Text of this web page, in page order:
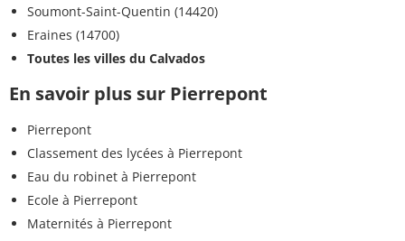
Soumont-Saint-Quentin (14420)
Eraines (14700)
Toutes les villes du Calvados
En savoir plus sur Pierrepont
Pierrepont
Classement des lycées à Pierrepont
Eau du robinet à Pierrepont
Ecole à Pierrepont
Maternités à Pierrepont